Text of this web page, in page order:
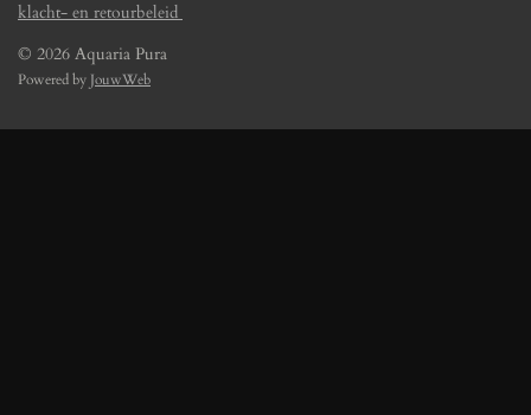
klacht- en retourbeleid
© 2026 Aquaria Pura
Powered by JouwWeb